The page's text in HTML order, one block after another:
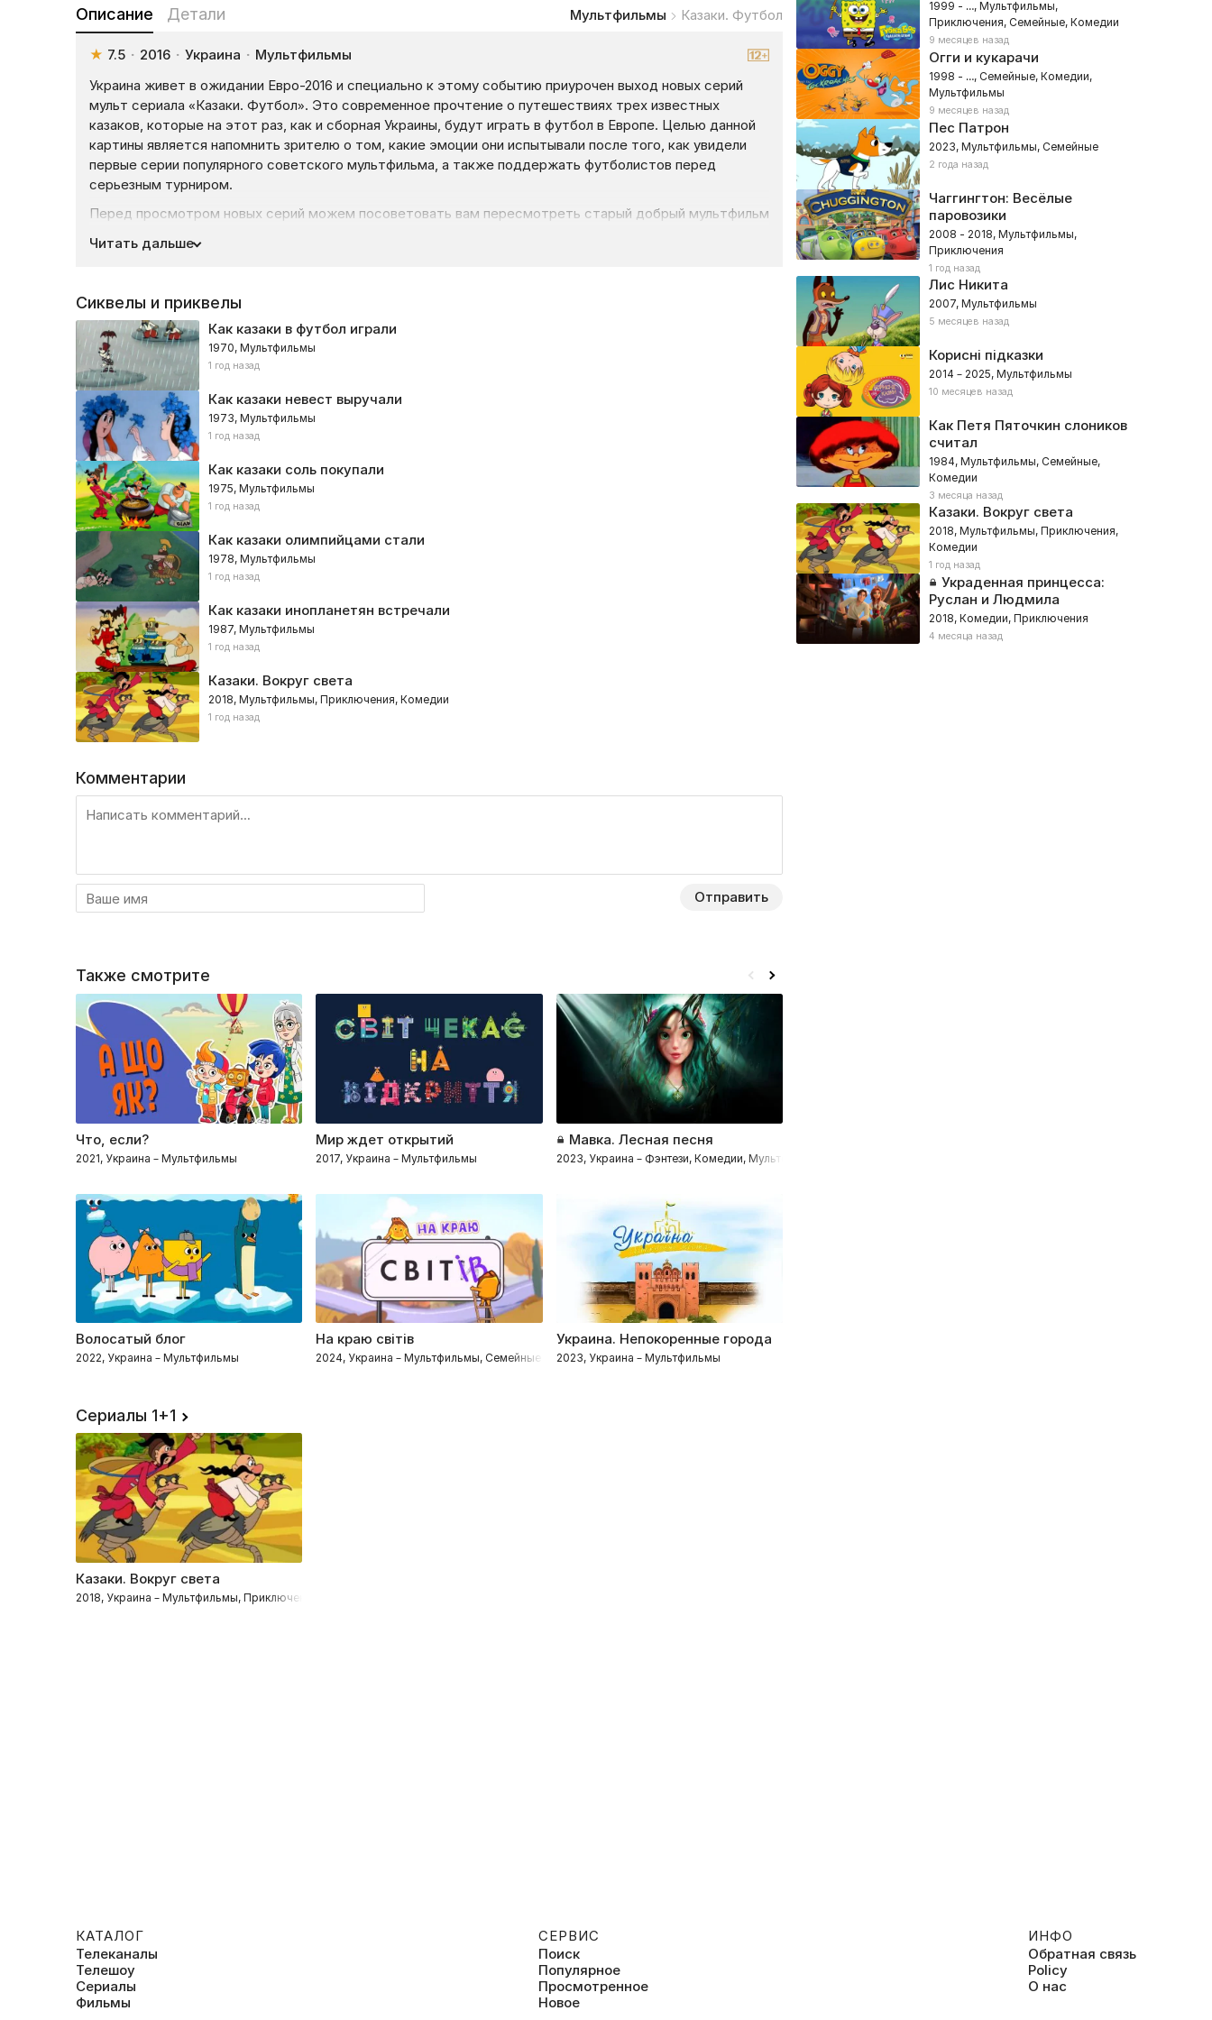
Описание Детали Мультфильмы Казаки. Футбол
★ 7.5 · 2016 · Украина · Мультфильмы
Украина живет в ожидании Евро-2016 и специально к этому событию приурочен выход новых серий
мульт сериала «Казаки. Футбол». Это современное прочтение о путешествиях трех известных
казаков, которые на этот раз, как и сборная Украины, будут играть в футбол в Европе. Целью данной
картины является напомнить зрителю о том, какие эмоции они испытывали после того, как увидели
первые серии популярного советского мультфильма, а также поддержать футболистов перед
серьезным турниром.
Перед просмотром новых серий можем посоветовать вам пересмотреть старый добрый мультфильм
где их ждут новые приключения и, как обычно, не обойдется без курьезных ситуаций. Европа снова
открывается для персонажей с необычной стороны, и на пути к футбольному триумфу встанут
Криштиану Роналду, Срна, Пьер Луджи Коллина и другие игроки современного спорта. В какие новые
истории попадут герои и как они справятся с конкурентами? Смотрите новые серии «Казаки.Футбол»
и узнаете, чем закончится приключение легендарных казаков.
Читать дальше
Сиквелы и приквелы
Как казаки в футбол играли
1970, Мультфильмы
1 год назад
Как казаки невест выручали
1973, Мультфильмы
1 год назад
Как казаки соль покупали
1975, Мультфильмы
1 год назад
Как казаки олимпийцами стали
1978, Мультфильмы
1 год назад
Как казаки инопланетян встречали
1987, Мультфильмы
1 год назад
Казаки. Вокруг света
2018, Мультфильмы, Приключения, Комедии
1 год назад
Комментарии
Отправить
1999 - …, Мультфильмы,
Приключения, Семейные, Комедии
9 месяцев назад
Огги и кукарачи
1998 - …, Семейные, Комедии,
Мультфильмы
9 месяцев назад
Пес Патрон
2023, Мультфильмы, Семейные
2 года назад
Чаггингтон: Весёлые
паровозики
2008 - 2018, Мультфильмы,
Приключения
1 год назад
Лис Никита
2007, Мультфильмы
5 месяцев назад
Корисні підказки
2014 – 2025, Мультфильмы
10 месяцев назад
Как Петя Пяточкин слоников
считал
1984, Мультфильмы, Семейные,
Комедии
3 месяца назад
Казаки. Вокруг света
2018, Мультфильмы, Приключения,
Комедии
1 год назад
Украденная принцесса:
Руслан и Людмила
2018, Комедии, Приключения
4 месяца назад
Также смотрите
Что, если?
2021, Украина – Мультфильмы
Мир ждет открытий
2017, Украина – Мультфильмы
Мавка. Лесная песня
2023, Украина – Фэнтези, Комедии, Мультфильмы
Волосатый блог
2022, Украина – Мультфильмы
На краю світів
2024, Украина – Мультфильмы, Семейные
Украина. Непокоренные города
2023, Украина – Мультфильмы
Сериалы 1+1
Казаки. Вокруг света
2018, Украина – Мультфильмы, Приключения, Комедии
КАТАЛОГ
Телеканалы
Телешоу
Сериалы
Фильмы
СЕРВИС
Поиск
Популярное
Просмотренное
Новое
ИНФО
Обратная связь
Policy
О нас